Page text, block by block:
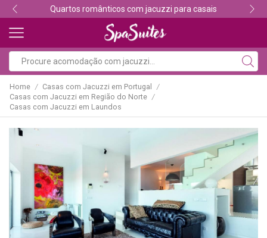
casais Descubra os melhores alojamentos
Home / Casas com Jacuzzi em Portugal /
Casas com Jacuzzi em Região do Norte /
Casas com Jacuzzi em Laundos